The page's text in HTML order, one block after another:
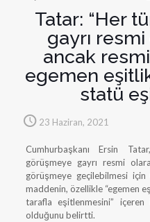
Tatar: “Her
gayrı resmi
ancak
egemen
statü
23 Haziran, 2021
Cumhurbaşkanı Ersin
görüşmeye gayrı resmi
görüşmeye geçilebilmesi
maddenin, özellikle “egemen
tarafla eşitlenmesini”
olduğunu belirtti.